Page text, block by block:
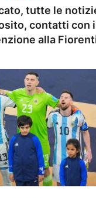
tutte le
contatti con
alla